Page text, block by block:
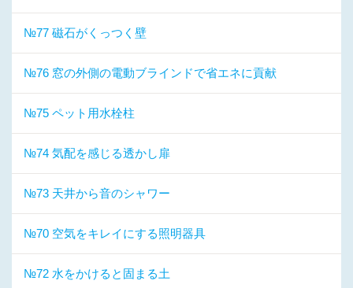
№77 磁石がくっつく壁
№76 窓の外側の電動ブラインドで省エネに貢献
№75 ペット用水栓柱
№74 気配を感じる透かし扉
№73 天井から音のシャワー
№70 空気をキレイにする照明器具
№72 水をかけると固まる土